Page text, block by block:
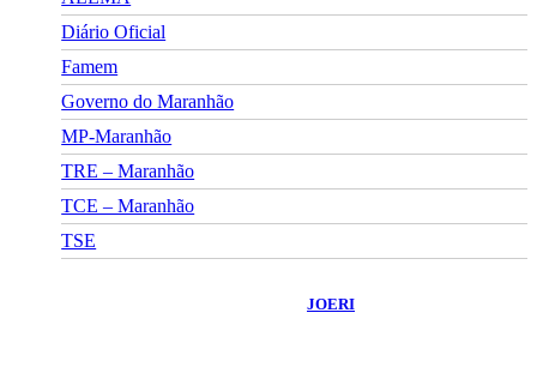
Diário Oficial
Famem
Governo do Maranhão
MP-Maranhão
TRE – Maranhão
TCE – Maranhão
TSE
JOERI